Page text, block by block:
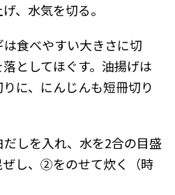
『氷熟®』
鰹節屋の
、水気を切る。
食べやすい大きさに切
としてほぐす。油揚げは
に、にんじんも短冊切り
しを入れ、水を2合の目盛
ぜし、②をのせて炊く（時